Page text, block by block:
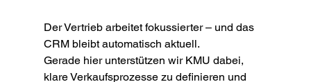
Der Vertrieb arbeitet fokussierter – und das
CRM bleibt automatisch aktuell.
Gerade hier unterstützen wir KMU dabei,
klare Verkaufsprozesse zu definieren und